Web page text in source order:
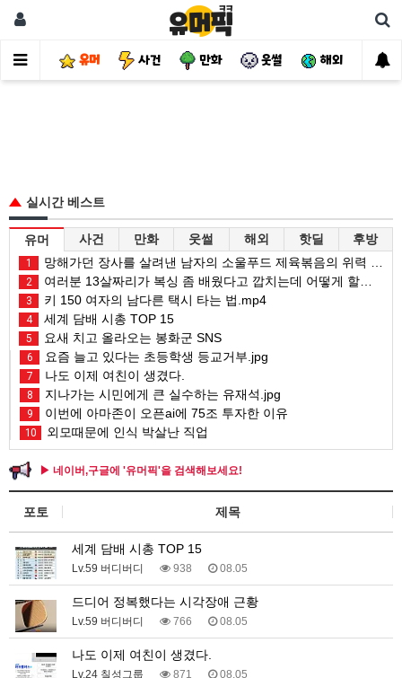
유머 사건 만화 웃썰 해외 핫
실시간 베스트
유머 사건 만화 웃썰 해외 핫딜 후방
1 망해가던 장사를 살려낸 남자의 소울푸드 제육볶음의 위력 ㅋㅋ
2 여러분 13살짜리가 복싱 좀 배웠다고 깝치는데 어떻게 할까요?
3 키 150 여자의 남다른 택시 타는 법.mp4
4 세계 담배 시총 TOP 15
5 요새 치고 올라오는 봉화군 SNS
6 요즘 늘고 있다는 초등학생 등교거부.jpg
7 나도 이제 여친이 생겼다.
8 지나가는 시민에게 큰 실수하는 유재석.jpg
9 이번에 아마존이 오픈ai에 75조 투자한 이유
10 외모때문에 인식 박살난 직업
▶ 네이버,구글에 '유머픽'을 검색해보세요!
포토 제목
세계 담배 시총 TOP 15
Lv.59 버디버디 938 08.05
드디어 정복했다는 시각장애 근황
Lv.59 버디버디 766 08.05
나도 이제 여친이 생겼다.
Lv.24 칠성그룹 871 08.05